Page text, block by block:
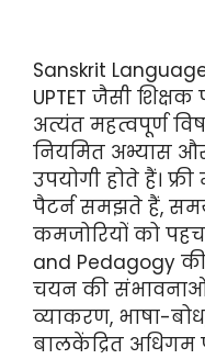
Sanskrit
UPTET जैसी शिक्षक
अत्यंत महत्वपूर्ण
नियमित अभ्यास
उपयोगी होते हैं।
पैटर्न समझते हैं,
कमजोरियों को
and Pedagogy
चयन की
व्याकरण, भाषा-
बालकेंद्रित अधिगम